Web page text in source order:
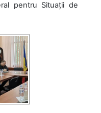
pentru Situații de